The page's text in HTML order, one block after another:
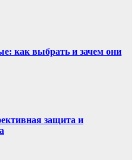
как выбрать и зачем они
защита и